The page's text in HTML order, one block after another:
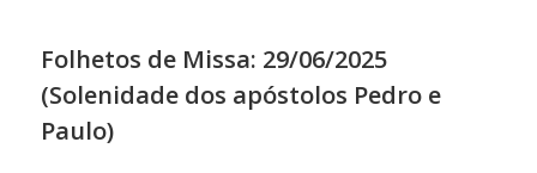
Folhetos de Missa: 29/06/2025
(Solenidade dos apóstolos Pedro e
Paulo)